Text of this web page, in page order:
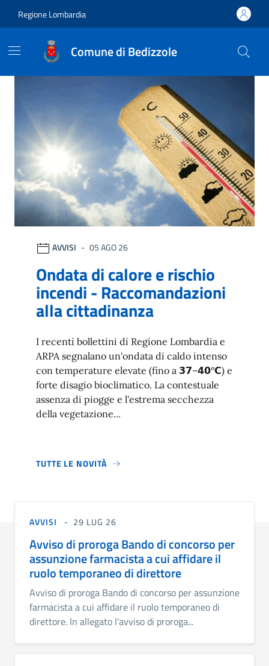
Regione Lombardia
Comune di Bedizzole
Comune di Bedizzole
Ultime notizie
AVVISI 05 AGO 26
Ondata di calore e rischio
incendi - Raccomandazioni
alla cittadinanza
I recenti bollettini di Regione Lombardia e
ARPA segnalano un'ondata di caldo intenso
con temperature elevate (fino a 𝟯𝟳–𝟰𝟬°𝗖) e
forte disagio bioclimatico. La contestuale
assenza di piogge e l'estrema secchezza
della vegetazione...
TUTTE LE NOVITÀ
AVVISI 29 LUG 26
Avviso di proroga Bando di concorso per
assunzione farmacista a cui affidare il
ruolo temporaneo di direttore
Avviso di proroga Bando di concorso per assunzione
farmacista a cui affidare il ruolo temporaneo di
direttore. In allegato l'avviso di proroga...